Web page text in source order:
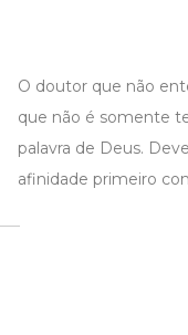
O doutor que não
que não é somente
palavra de Deus.
afinidade primeiro